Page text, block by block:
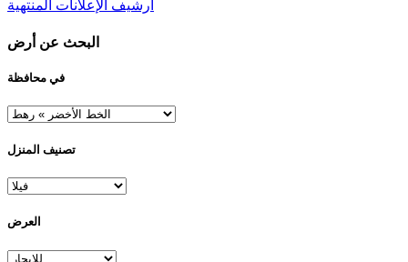
أرشيف الإعلانات المنتهية
البحث عن أرض
في محافظة
تصنيف المنزل
العرض